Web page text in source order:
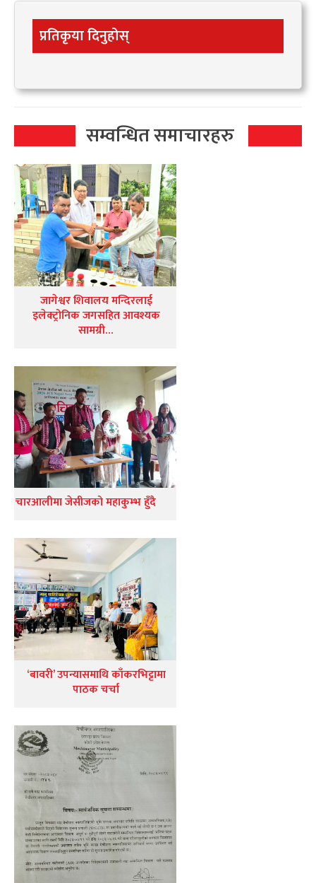
प्रतिकृया दिनुहोस्
सम्वन्धित समाचारहरु
जागेश्वर शिवालय मन्दिरलाई
इलेक्ट्रोनिक जगसहित आवश्यक
सामग्री…
चारआलीमा जेसीजको महाकुम्भ हुँदै
‘बावरी’ उपन्यासमाथि काँकरभिट्टामा
पाठक चर्चा